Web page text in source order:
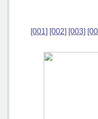
[001] [002] [003]